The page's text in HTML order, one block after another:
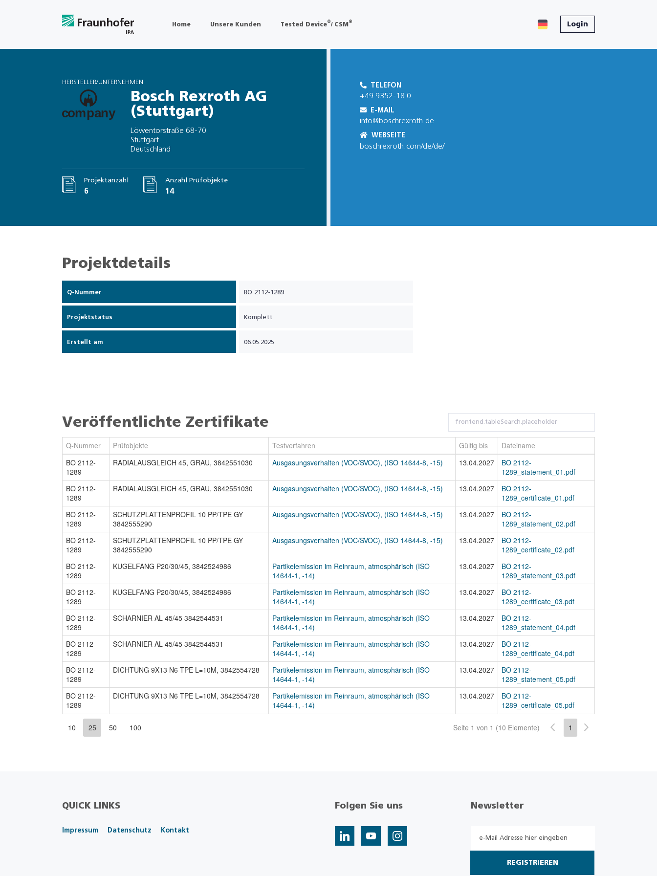
Home Unsere Kunden Tested Device®/ CSM ® Login
HERSTELLER/UNTERNEHMEN:
Bosch Rexroth AG
(Stuttgart)
Löwentorstraße 68-70
Stuttgart
Deutschland
Projektanzahl
6
Anzahl Prüfobjekte
14
TELEFON
+49 9352-18 0
E-MAIL
info@boschrexroth.de
WEBSEITE
boschrexroth.com/de/de/
Projektdetails
Q-Nummer BO 2112-1289
Projektstatus Komplett
Erstellt am 06.05.2025
Veröffentlichte Zertifikate
Q-Nummer Prüfobjekte Testverfahren Gültig bis
Dateiname
BO 2112-
1289
RADIALAUSGLEICH 45, GRAU, 3842551030 Ausgasungsverhalten (VOC/SVOC), (ISO 14644-8, -15) 13.04.2027
BO 2112-
1289_statement_01.pdf
BO 2112-
1289
RADIALAUSGLEICH 45, GRAU, 3842551030 Ausgasungsverhalten (VOC/SVOC), (ISO 14644-8, -15) 13.04.2027
BO 2112-
1289_certificate_01.pdf
BO 2112-
1289
SCHUTZPLATTENPROFIL 10 PP/TPE GY
3842555290
Ausgasungsverhalten (VOC/SVOC), (ISO 14644-8, -15) 13.04.2027
BO 2112-
1289_statement_02.pdf
BO 2112-
1289
SCHUTZPLATTENPROFIL 10 PP/TPE GY
3842555290
Ausgasungsverhalten (VOC/SVOC), (ISO 14644-8, -15) 13.04.2027
BO 2112-
1289_certificate_02.pdf
BO 2112-
1289
KUGELFANG P20/30/45, 3842524986
Partikelemission im Reinraum, atmosphärisch (ISO
14644-1, -14)
13.04.2027
BO 2112-
1289_statement_03.pdf
BO 2112-
1289
KUGELFANG P20/30/45, 3842524986
Partikelemission im Reinraum, atmosphärisch (ISO
14644-1, -14)
13.04.2027
BO 2112-
1289_certificate_03.pdf
BO 2112-
1289
SCHARNIER AL 45/45 3842544531
Partikelemission im Reinraum, atmosphärisch (ISO
14644-1, -14)
13.04.2027
BO 2112-
1289_statement_04.pdf
BO 2112-
1289
SCHARNIER AL 45/45 3842544531
Partikelemission im Reinraum, atmosphärisch (ISO
14644-1, -14)
13.04.2027
BO 2112-
1289_certificate_04.pdf
BO 2112-
1289
DICHTUNG 9X13 N6 TPE L=10M, 3842554728
Partikelemission im Reinraum, atmosphärisch (ISO
14644-1, -14)
13.04.2027
BO 2112-
1289_statement_05.pdf
BO 2112-
1289
DICHTUNG 9X13 N6 TPE L=10M, 3842554728
Partikelemission im Reinraum, atmosphärisch (ISO
14644-1, -14)
13.04.2027
BO 2112-
1289_certificate_05.pdf
10 25 50 100 Seite 1 von 1 (10 Elemente) 1
QUICK LINKS
Impressum Datenschutz Kontakt
Folgen Sie uns Newsletter
REGISTRIEREN